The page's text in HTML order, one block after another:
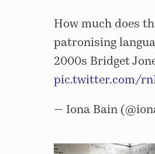
How much does
patronising
2000s Bridget
pic.twitter.com/
— Iona Bain